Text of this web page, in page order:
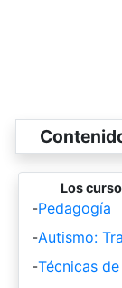
Los
-Pedagogía
-Autismo:
-Técnicas